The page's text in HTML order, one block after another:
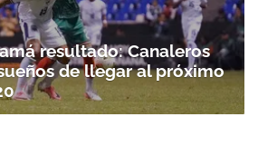
resultado: Canaleros
de llegar al próximo